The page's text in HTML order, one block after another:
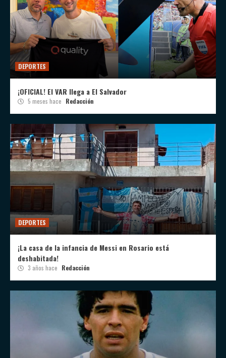
DEPORTES
¡OFICIAL! El VAR llega a El Salvador
5 meses hace Redacción
DEPORTES
¡La casa de la infancia de Messi en Rosario está
deshabitada!
3 años hace Redacción